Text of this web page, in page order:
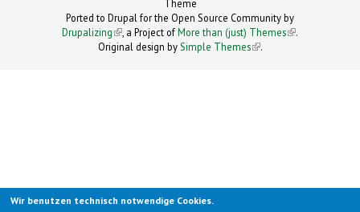
Theme
Ported to Drupal for the Open Source Community by
Drupalizing(link is external)
, a Project ofMore than (just) Themes (link is
.
Original design by Simple Themes
(link is
.
Wir benutzen technisch notwendige Cookies.